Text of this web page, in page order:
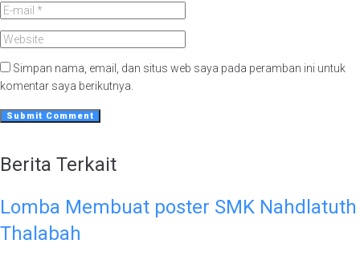
Simpan nama, email, dan situs web saya pada peramban ini untuk
komentar saya berikutnya.
Berita Terkait
Lomba Membuat poster SMK Nahdlatuth
Thalabah